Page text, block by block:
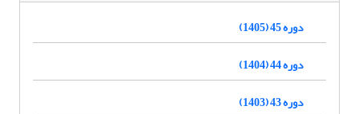
دوره 45 (1405)
دوره 44 (1404)
دوره 43 (1403)